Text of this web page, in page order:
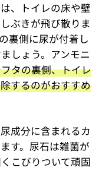
、トイレの床や壁
ぶきが飛び散りま
裏側に尿が付着し
しょう。アンモニ
タの裏側、トイレ
するのがおすすめ
成分に含まれるカ
す。尿石は雑菌が
こびりついて頑固